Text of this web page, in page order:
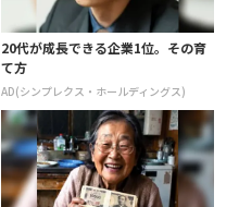
20代が成長できる企業1位。その育
て方
AD(シンプレクス・ホールディングス)